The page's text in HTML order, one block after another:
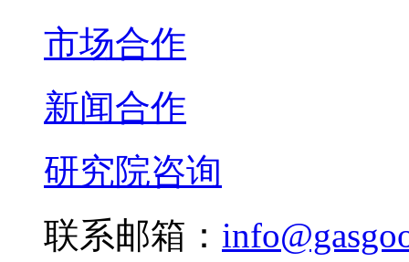
市场合作
新闻合作
研究院咨询
联系邮箱：